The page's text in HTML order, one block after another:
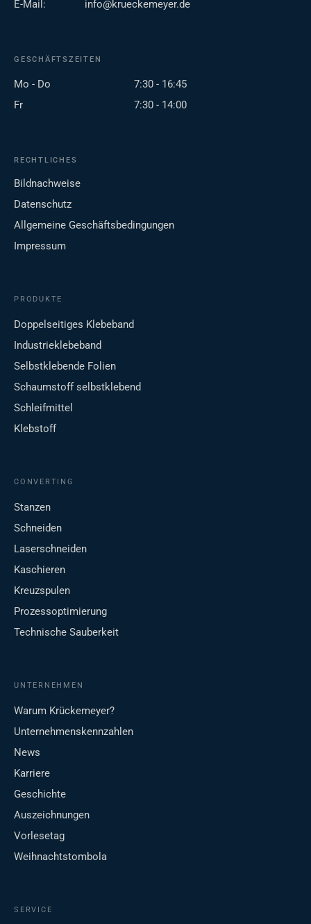
E-Mail:
info@krueckemeyer.de
GESCHÄFTSZEITEN
Mo - Do
7:30 - 16:45
Fr
7:30 - 14:00
RECHTLICHES
Bildnachweise
Datenschutz
Allgemeine Geschäftsbedingungen
Impressum
PRODUKTE
Doppelseitiges Klebeband
Industrieklebeband
Selbstklebende Folien
Schaumstoff selbstklebend
Schleifmittel
Klebstoff
CONVERTING
Stanzen
Schneiden
Laserschneiden
Kaschieren
Kreuzspulen
Prozessoptimierung
Technische Sauberkeit
UNTERNEHMEN
Warum Krückemeyer?
Unternehmenskennzahlen
News
Karriere
Geschichte
Auszeichnungen
Vorlesetag
Weihnachtstombola
SERVICE